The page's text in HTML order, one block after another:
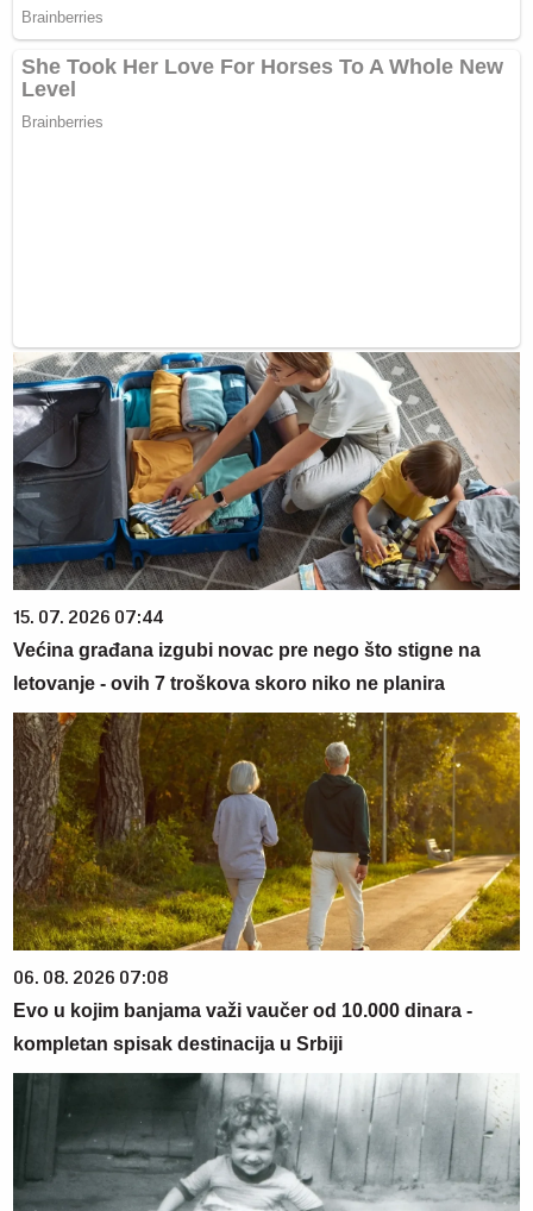
15. 07. 2026 07:44
Većina građana izgubi novac pre nego što stigne na
letovanje - ovih 7 troškova skoro niko ne planira
06. 08. 2026 07:08
Evo u kojim banjama važi vaučer od 10.000 dinara -
kompletan spisak destinacija u Srbiji